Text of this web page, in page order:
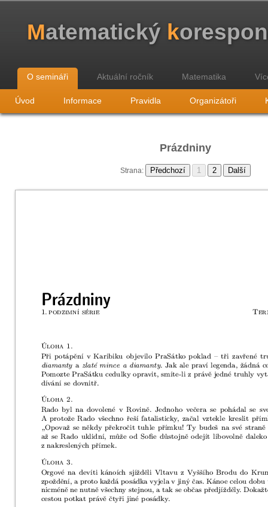
Matematický k
O semináři Aktuální ročník Matematika
Úvod Informace Pravidla Organizátoři
Prázdniny
Strana: